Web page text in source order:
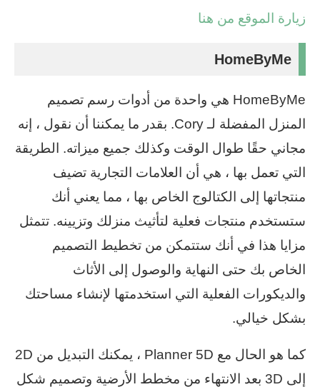
زيارة الموقع من هنا
HomeByMe
HomeByMe هي واحدة من أدوات رسم تصميم
المنزل المفضلة لـ Cory. بقدر ما يمكننا أن نقول ، إنه
مجاني حقًا طوال الوقت وكذلك جميع ميزاته. الطريقة
التي تعمل بها ، هي أن العلامات التجارية تضيف
منتجاتها إلى الكتالوج الخاص بها ، مما يعني أنك
ستستخدم منتجات فعلية لتأثيث منزلك وتزيينه. تتمثل
مزايا هذا في أنك ستتمكن من تخطيط التصميم
الخاص بك حتى النهاية والوصول إلى الأثاث
والديكورات الفعلية التي استخدمتها لإنشاء مساحتك
بشكل خيالي.
كما هو الحال مع Planner 5D ، يمكنك التبديل من 2D
إلى 3D بعد الانتهاء من مخطط الأرضية وتصميم شكل